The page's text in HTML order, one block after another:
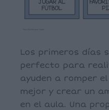
Los primeros días
perfecto para
ayuden a romper
mejor y crear un
en el aula. Una